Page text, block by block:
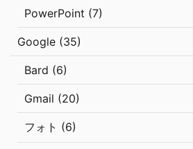
PowerPoint (7)
Google (35)
Bard (6)
Gmail (20)
フォト (6)